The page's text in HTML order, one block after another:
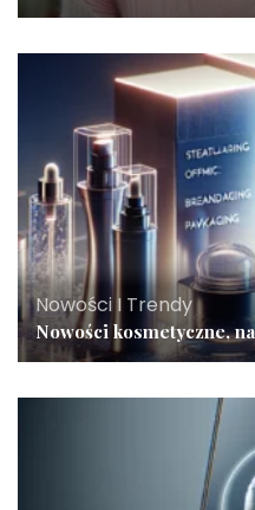
Nowości I Trendy
Nowości kosmetyczne,